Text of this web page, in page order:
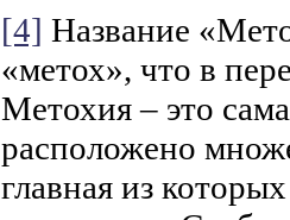
[4] Название
«метох», что в
Метохия – это
расположено
главная из